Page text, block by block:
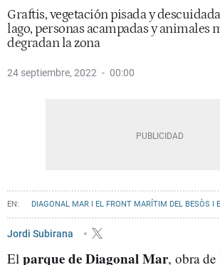
Graftis, vegetación pisada y
lago, personas acampadas y animales
degradan la zona
24 septiembre, 2022 00:00
DIAGONAL MAR I EL FRONT MARÍTIM DEL BESÒS I
CIVISMO RECOGIDA DE BASURAS
Jordi Subirana
El parque de Diagonal Mar, obra de